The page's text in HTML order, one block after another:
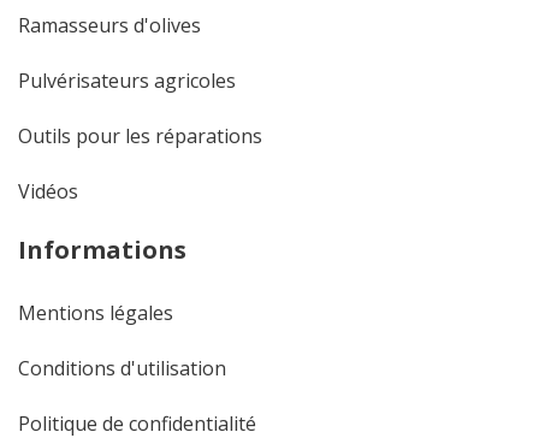
Ramasseurs d'olives
Pulvérisateurs agricoles
Outils pour les réparations
Vidéos
Informations
Mentions légales
Conditions d'utilisation
Politique de confidentialité